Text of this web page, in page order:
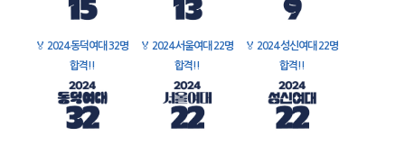
🏅 2024 동덕여대 32명
합격!!
🏅 2024 서울여대 22명
합격!!
🏅 2024 성신여대 22명
합격!!